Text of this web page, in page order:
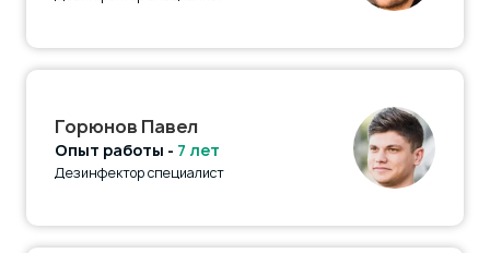
Горюнов Павел
Опыт работы - 7 лет
Дезинфектор специалист